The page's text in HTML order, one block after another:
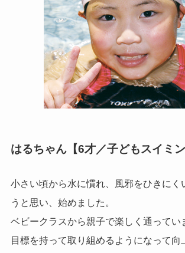
はるちゃん【6才／子どもスイミン
小さい頃から水に慣れ、風邪をひきにく
うと思い、始めました。
ベビークラスから親子で楽しく通ってい
目標を持って取り組めるようになって向